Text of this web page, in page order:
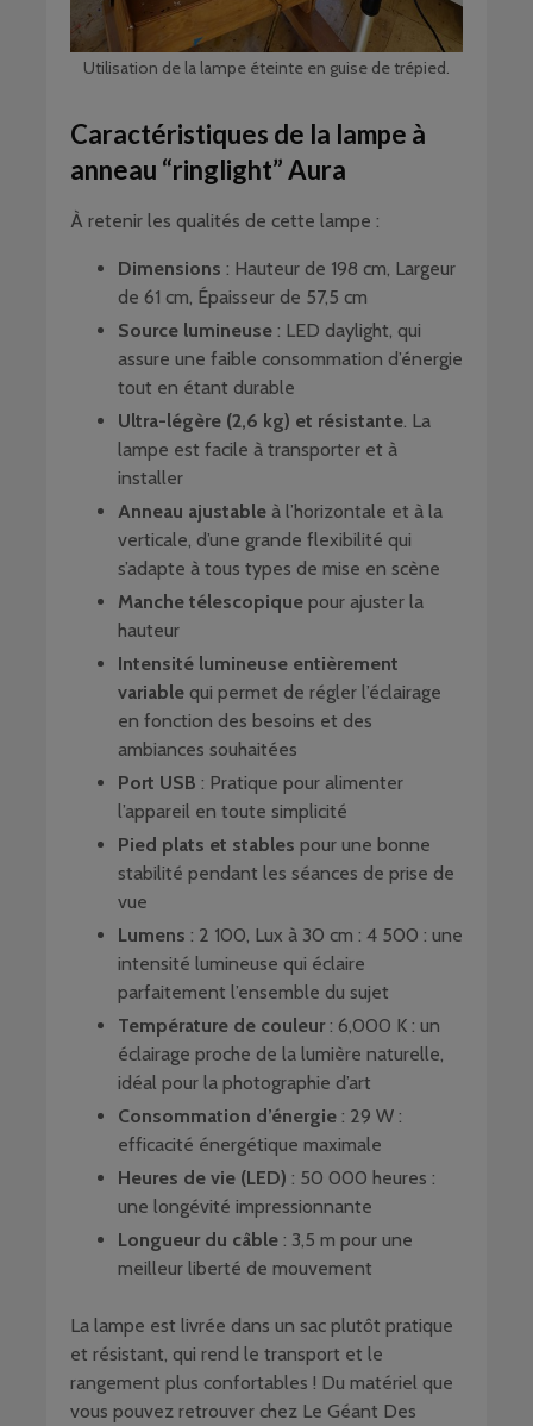
Utilisation de la lampe éteinte en guise de trépied.
Caractéristiques de la lampe à
anneau “ringlight” Aura
À retenir les qualités de cette lampe :
Dimensions : Hauteur de 198 cm, Largeur
de 61 cm, Épaisseur de 57,5 cm
Source lumineuse : LED daylight, qui
assure une faible consommation d’énergie
tout en étant durable
Ultra-légère (2,6 kg) et résistante . La
lampe est facile à transporter et à
installer
Anneau ajustable à l’horizontale et à la
verticale, d’une grande flexibilité qui
s’adapte à tous types de mise en scène
Manche télescopique pour ajuster la
hauteur
Intensité lumineuse entièrement
variable qui permet de régler l’éclairage
en fonction des besoins et des
ambiances souhaitées
Port USB : Pratique pour alimenter
l’appareil en toute simplicité
Pied plats et stables pour une bonne
stabilité pendant les séances de prise de
vue
Lumens : 2 100, Lux à 30 cm : 4 500 : une
intensité lumineuse qui éclaire
parfaitement l’ensemble du sujet
Température de couleur: 6,000 K : un
éclairage proche de la lumière naturelle,
idéal pour la photographie d’art
Consommation d’énergie : 29 W :
efficacité énergétique maximale
Heures de vie (LED) : 50 000 heures :
une longévité impressionnante
Longueur du câble : 3,5 m pour une
meilleur liberté de mouvement
La lampe est livrée dans un sac plutôt pratique
et résistant, qui rend le transport et le
rangement plus confortables ! Du matériel que
vous pouvez retrouver chez Le Géant Des